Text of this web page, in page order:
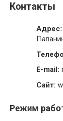
Контакты
Адрес:
E-mail:
Сайт:
Режим